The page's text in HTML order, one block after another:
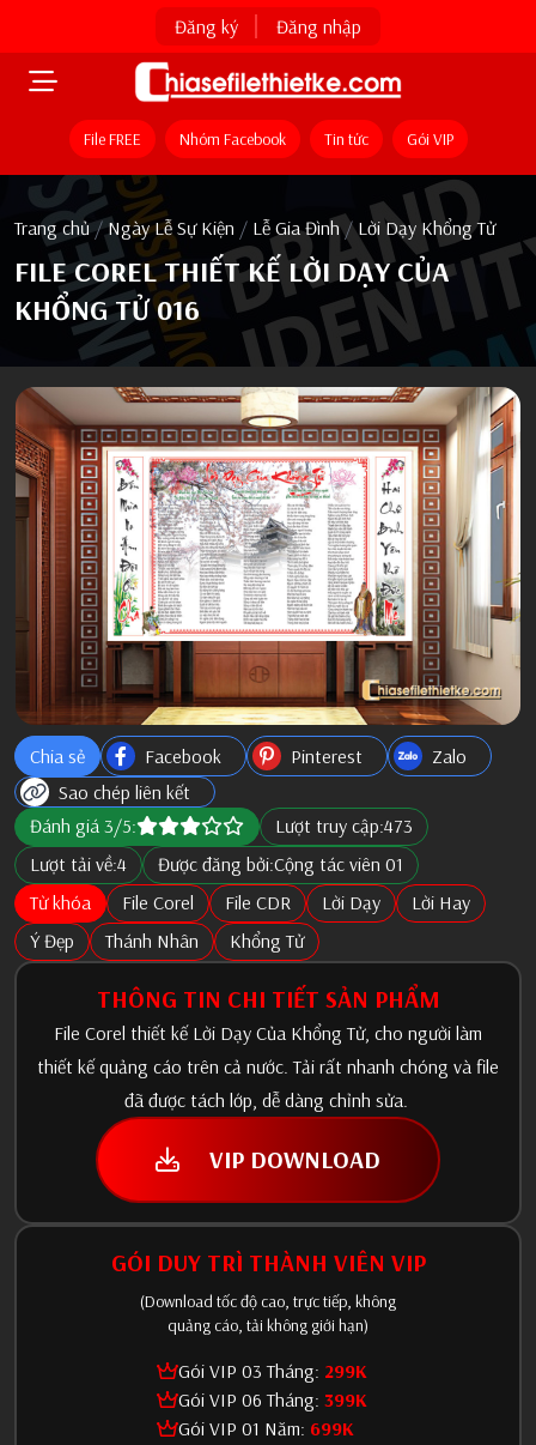
Đăng ký Đăng nhập
File FREE Nhóm Facebook Tin tức Gói VIP
Trang chủ / Ngày Lễ Sự Kiện / Lễ Gia Đình / Lời Dạy Khổng Tử
FILE COREL THIẾT KẾ LỜI DẠY CỦA
KHỔNG TỬ 016
Chia sẻ Facebook Pinterest
Zalo
Sao chép liên kết
Đánh giá 3/5:
Lượt truy cập:473
Lượt tải về:4 Được đăng bởi:Cộng tác viên 01
Từ khóa
File Corel File CDR Lời Dạy
Lời Hay
Ý Đẹp
Thánh Nhân Khổng Tử
THÔNG TIN CHI TIẾT SẢN PHẨM
File Corel thiết kế Lời Dạy Của Khổng Tử, cho người làm
thiết kế quảng cáo trên cả nước. Tải rất nhanh chóng và file
đã được tách lớp, dễ dàng chỉnh sửa.
VIP DOWNLOAD
GÓI DUY TRÌ THÀNH VIÊN VIP
(Download tốc độ cao, trực tiếp, không
quảng cáo, tải không giới hạn)
Gói VIP 03 Tháng: 299K
Gói VIP 06 Tháng: 399K
Gói VIP 01 Năm: 699K